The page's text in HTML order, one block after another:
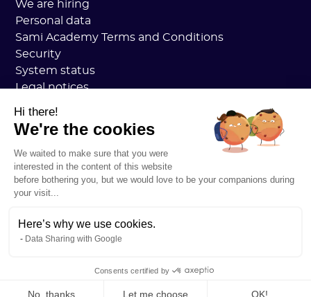
We are hiring
Personal data
Sami Academy Terms and Conditions
Security
System status
Legal notices
General Carbon Plan
Open Carbon Practice
Customer stories
Our blog
Understanding everything about the carbon
Understanding everything about LCAs
Understanding everything about CSRD
Understanding everything about VSME
Hi there!
We're the cookies
We waited to make sure that you were
interested in the content of this website
before bothering you, but we would love to be your companions during
your visit...
Here’s why we use cookies.
Data Sharing with Google
Consents certified by
No, thanks Let me choose OK!